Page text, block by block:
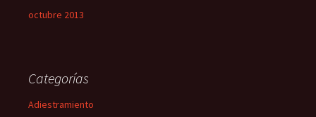
octubre 2013
Categorías
Adiestramiento